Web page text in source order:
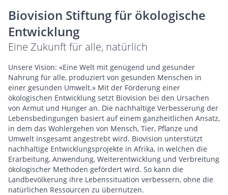
Biovision Stiftung für ökologische
Entwicklung
Eine Zukunft für alle, natürlich
Unsere Vision: «Eine Welt mit genügend und gesunder
Nahrung für alle, produziert von gesunden Menschen in
einer gesunden Umwelt.» Mit der Förderung einer
ökologischen Entwicklung setzt Biovision bei den Ursachen
von Armut und Hunger an. Die nachhaltige Verbesserung der
Lebensbedingungen basiert auf einem ganzheitlichen Ansatz,
in dem das Wohlergehen von Mensch, Tier, Pflanze und
Umwelt insgesamt angestrebt wird. Biovision unterstützt
nachhaltige Entwicklungsprojekte in Afrika, in welchen die
Erarbeitung, Anwendung, Weiterentwicklung und Verbreitung
ökologischer Methoden gefördert wird. So kann die
Landbevölkerung ihre Lebenssituation verbessern, ohne die
natürlichen Ressourcen zu übernutzen.